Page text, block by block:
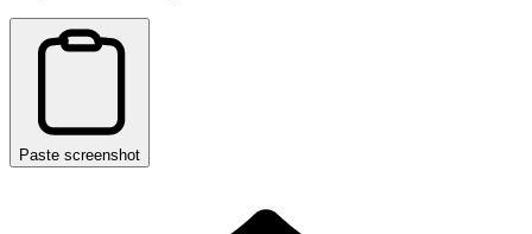
Paste screenshot